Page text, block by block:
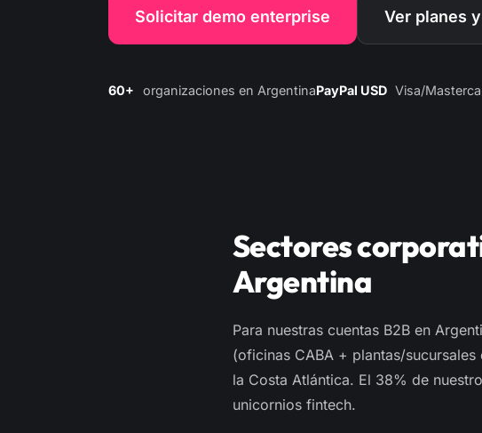
Solicitar demo enterprise Ver planes
60+ organizaciones en ArgentinaPayPal USD Visa/
Sectores
Argentina
Para nuestras cuentas B2B en
(oficinas CABA + plantas/
la Costa Atlántica. El 38% de
unicornios fintech.